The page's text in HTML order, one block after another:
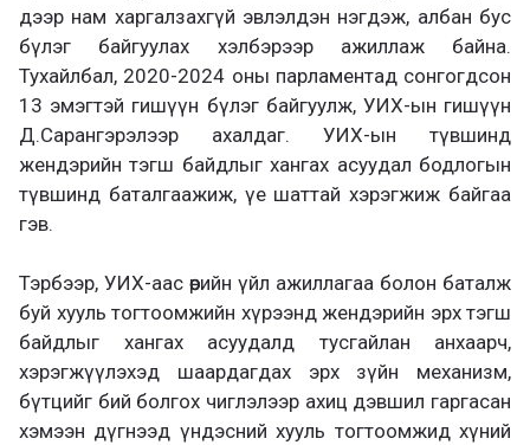
дээр нам харгалзахгүй эвлэлдэн нэгдэж, албан бус
бүлэг байгуулах хэлбэрээр ажиллаж байна.
Тухайлбал, 2020-2024 оны парламентад сонгогдсон
13 эмэгтэй гишүүн бүлэг байгуулж, УИХ-ын гишүүн
Д.Сарангэрэлээр ахалдаг. УИХ-ын түвшинд
жендэрийн тэгш байдлыг хангах асуудал бодлогын
түвшинд баталгаажиж, үе шаттай хэрэгжиж байгаа
гэв.
Тэрбээр, УИХ-аас өөрийн үйл ажиллагаа болон баталж
буй хууль тогтоомжийн хүрээнд жендэрийн эрх тэгш
байдлыг хангах асуудалд тусгайлан анхаарч,
хэрэгжүүлэхэд шаардагдах эрх зүйн механизм,
бүтцийг бий болгох чиглэлээр ахиц дэвшил гаргасан
хэмээн дүгнээд үндэсний хууль тогтоомжид хүний